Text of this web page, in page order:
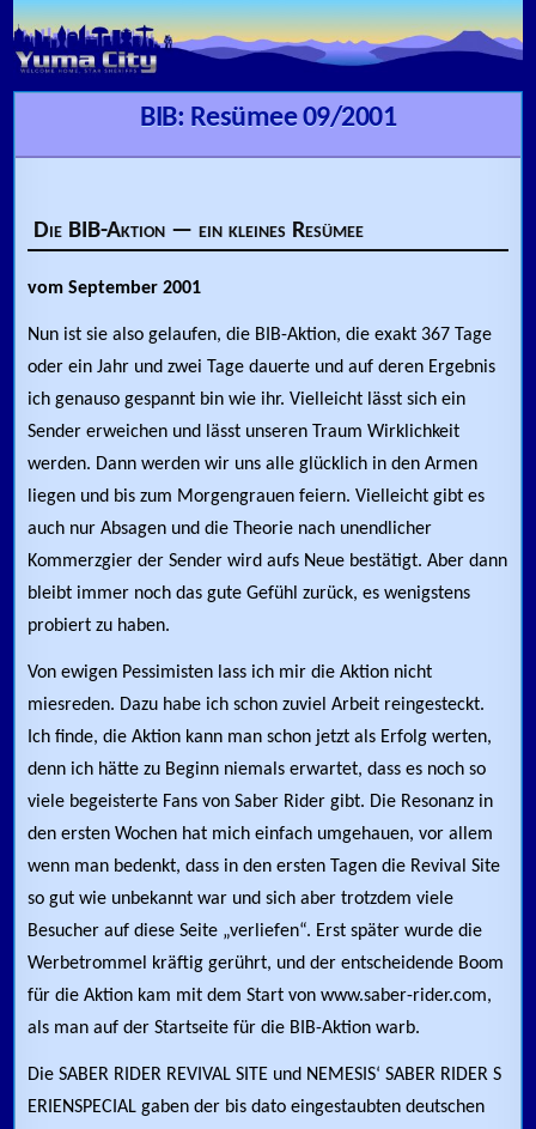
Skip to content
BIB: Resümee 09/2001
Die BIB-Aktion — ein kleines Resümee
vom September 2001
Nun ist sie also gelaufen, die BIB-Aktion, die exakt 367 Tage
oder ein Jahr und zwei Tage dauerte und auf deren Ergebnis
ich genauso gespannt bin wie ihr. Vielleicht lässt sich ein
Sender erweichen und lässt unseren Traum Wirklichkeit
werden. Dann werden wir uns alle glücklich in den Armen
liegen und bis zum Morgengrauen feiern. Vielleicht gibt es
auch nur Absagen und die Theorie nach unendlicher
Kommerzgier der Sender wird aufs Neue bestätigt. Aber dann
bleibt immer noch das gute Gefühl zurück, es wenigstens
probiert zu haben.
Von ewigen Pessimisten lass ich mir die Aktion nicht
miesreden. Dazu habe ich schon zuviel Arbeit reingesteckt.
Ich finde, die Aktion kann man schon jetzt als Erfolg werten,
denn ich hätte zu Beginn niemals erwartet, dass es noch so
viele begeisterte Fans von Saber Rider gibt. Die Resonanz in
den ersten Wochen hat mich einfach umgehauen, vor allem
wenn man bedenkt, dass in den ersten Tagen die Revival Site
so gut wie unbekannt war und sich aber trotzdem viele
Besucher auf diese Seite „verliefen“. Erst später wurde die
Werbetrommel kräftig gerührt, und der entscheidende Boom
für die Aktion kam mit dem Start von www.saber-rider.com,
als man auf der Startseite für die BIB-Aktion warb.
Die SABER RIDER REVIVAL SITE und NEMESIS‘ SABER RIDER S
ERIENSPECIAL gaben der bis dato eingestaubten deutschen